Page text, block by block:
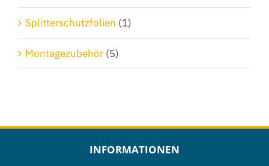
Splitterschutzfolien (1)
Montagezubehör (5)
INFORMATIONEN